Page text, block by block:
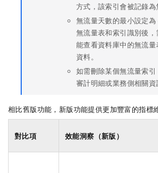
方式，該索引會被記錄為
無流量天數的最小設定為
無流量表和索引識別後
能查看資料庫中的無流量
資料。
如需刪除某個無流量索
審計明細或業務側相關資
相比舊版功能，新版功能提供更加豐富的指標
對比項 效能洞察（新版）